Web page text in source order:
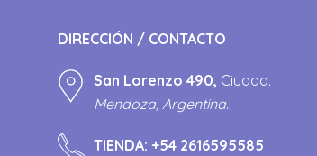
DIRECCIÓN / CONTACTO
San Lorenzo 490, Ciudad.
Mendoza, Argentina.
TIENDA: +54 2616595585